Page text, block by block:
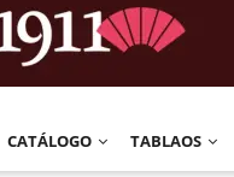
CATÁLOGO TABLAOS